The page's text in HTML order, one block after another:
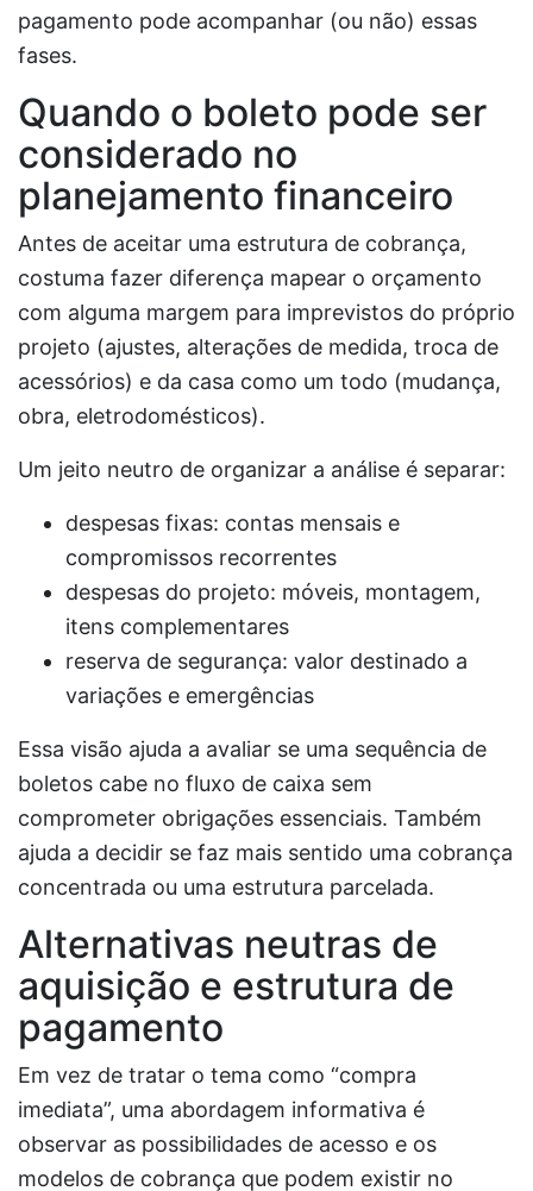
pagamento pode acompanhar (ou não) essas
fases.
Quando o boleto pode ser
considerado no
planejamento financeiro
Antes de aceitar uma estrutura de cobrança,
costuma fazer diferença mapear o orçamento
com alguma margem para imprevistos do próprio
projeto (ajustes, alterações de medida, troca de
acessórios) e da casa como um todo (mudança,
obra, eletrodomésticos).
Um jeito neutro de organizar a análise é separar:
despesas fixas: contas mensais e
compromissos recorrentes
despesas do projeto: móveis, montagem,
itens complementares
reserva de segurança: valor destinado a
variações e emergências
Essa visão ajuda a avaliar se uma sequência de
boletos cabe no fluxo de caixa sem
comprometer obrigações essenciais. Também
ajuda a decidir se faz mais sentido uma cobrança
concentrada ou uma estrutura parcelada.
Alternativas neutras de
aquisição e estrutura de
pagamento
Em vez de tratar o tema como “compra
imediata”, uma abordagem informativa é
observar as possibilidades de acesso e os
modelos de cobrança que podem existir no